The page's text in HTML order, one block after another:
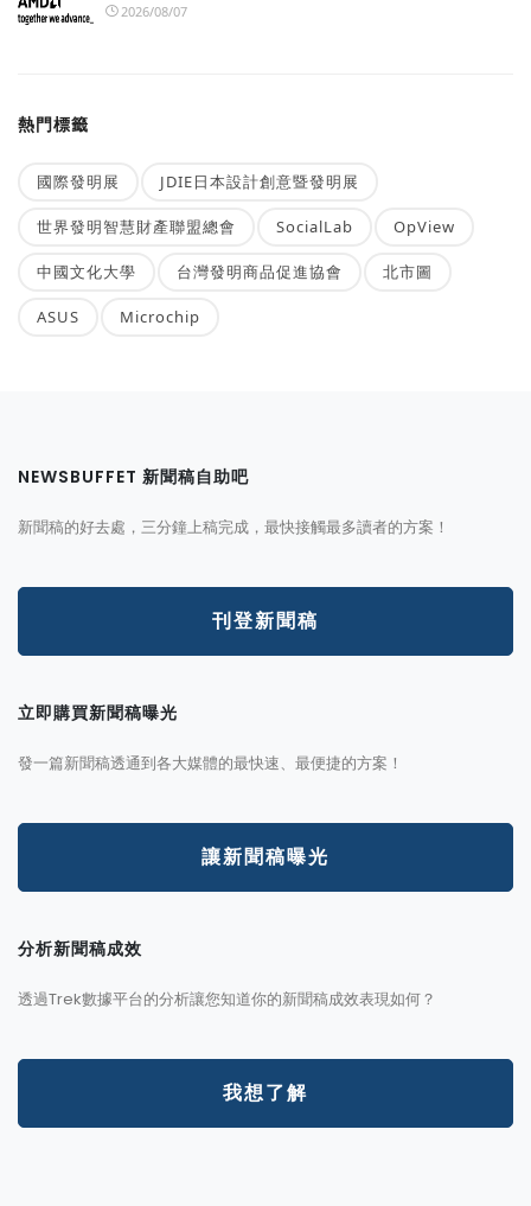
2026/08/07
熱門標籤
國際發明展 JDIE日本設計創意暨發明展
世界發明智慧財產聯盟總會 SocialLab OpView
中國文化大學 台灣發明商品促進協會 北市圖
ASUS Microchip
NEWSBUFFET 新聞稿自助吧
新聞稿的好去處，三分鐘上稿完成，最快接觸最多讀者的方案！
刊登新聞稿
立即購買新聞稿曝光
發一篇新聞稿透通到各大媒體的最快速、最便捷的方案！
讓新聞稿曝光
分析新聞稿成效
透過Trek數據平台的分析讓您知道你的新聞稿成效表現如何？
我想了解